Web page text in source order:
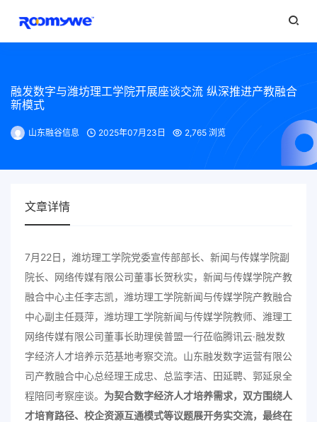
融发数字与潍坊理工学院开展座谈交流 纵深推进产教融合
新模式
山东融谷信息 2025年07月23日 2,765 浏览
文章详情
7月22日，潍坊理工学院党委宣传部部长、新闻与传媒学院副
院长、网络传媒有限公司董事长贺秋实，新闻与传媒学院产教
融合中心主任李志凯，潍坊理工学院新闻与传媒学院产教融合
中心副主任聂萍，潍坊理工学院新闻与传媒学院教师、潍理工
网络传媒有限公司董事长助理侯普盟一行莅临腾讯云·融发数
字经济人才培养示范基地考察交流。山东融发数字运营有限公
司产教融合中心总经理王成忠、总监李洁、田延聘、郭延泉全
程陪同考察座谈。 为契合数字经济人才培养需求，双方围绕人
才培育路径、校企资源互通模式等议题展开务实交流，最终在